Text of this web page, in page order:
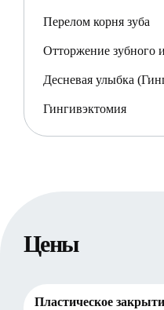
Перелом корня зуба
Отторжение зубного
Десневая улыбка
Гингивэктомия
Цены
Пластическое